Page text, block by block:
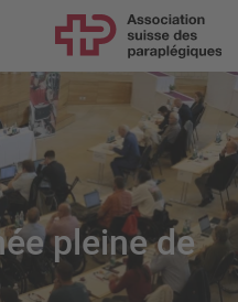
pleine de